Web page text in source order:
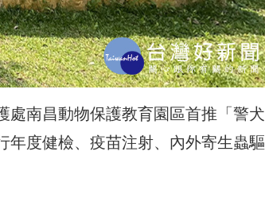
處南昌動物保護教育園區首推「警犬
年度健檢、疫苗注射、內外寄生蟲驅